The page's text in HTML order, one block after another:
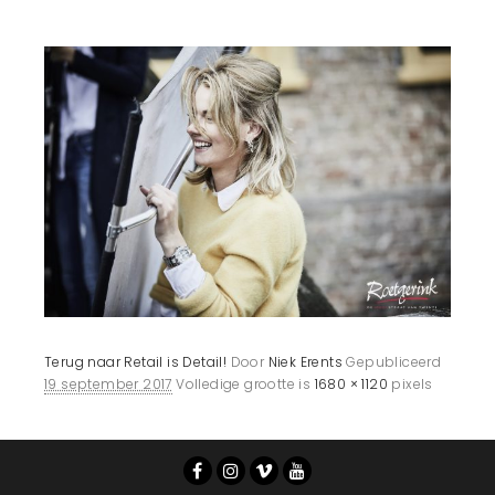
Terug naar Retail is Detail! Door Niek Erents Gepubliceerd
19 september 2017 Volledige grootte is 1680 × 1120 pixels